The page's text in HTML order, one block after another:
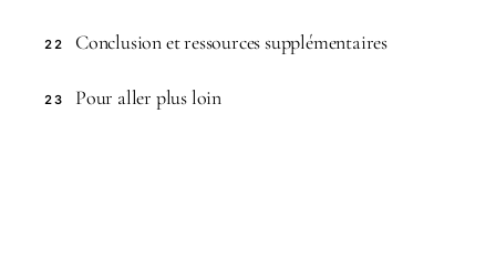
22 Conclusion et ressources supplémentaires
23 Pour aller plus loin